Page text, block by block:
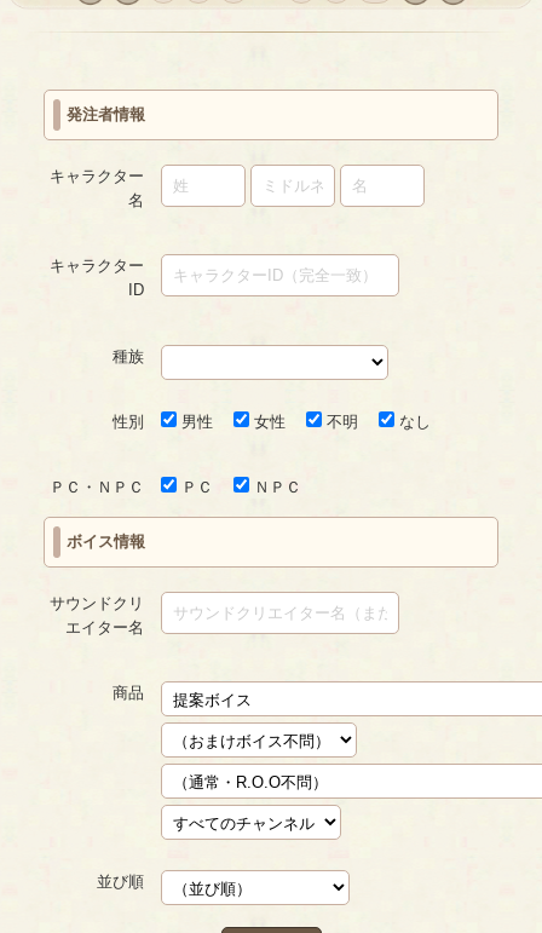
発注者情報
キャラクター
名
キャラクター
ID
種族
性別 男性 女性 不明 なし
ＰＣ・ＮＰＣ ＰＣ ＮＰＣ
ボイス情報
サウンドクリ
エイター名
商品
並び順